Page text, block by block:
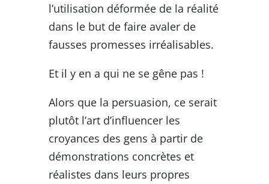
l’utilisation déformée de la réalité
dans le but de faire avaler de
fausses promesses irréalisables.
Et il y en a qui ne se gêne pas !
Alors que la persuasion, ce serait
plutôt l’art d’influencer les
croyances des gens à partir de
démonstrations concrètes et
réalistes dans leurs propres